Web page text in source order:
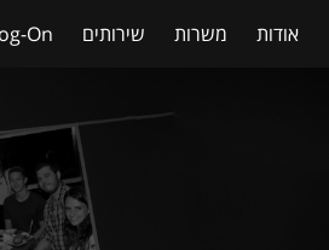
אודות משרות שירותים On